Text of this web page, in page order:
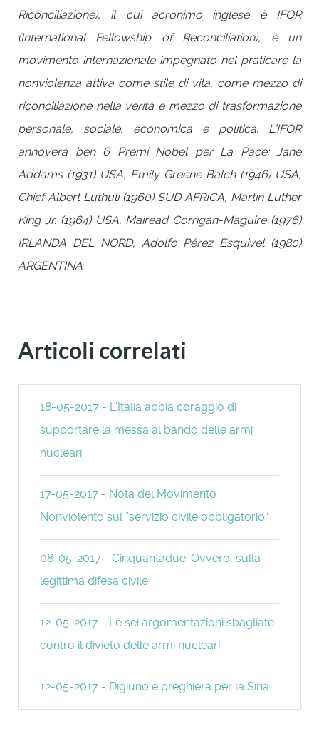
Riconciliazione), il cui acronimo inglese è IFOR
(International Fellowship of Reconciliation), è un
movimento internazionale impegnato nel praticare la
nonviolenza attiva come stile di vita, come mezzo di
riconciliazione nella verità e mezzo di trasformazione
personale, sociale, economica e politica. L’IFOR
annovera ben 6 Premi Nobel per La Pace: Jane
Addams (1931) USA, Emily Greene Balch (1946) USA,
Chief Albert Luthuli (1960) SUD AFRICA, Martin Luther
King Jr. (1964) USA, Mairead Corrigan-Maguire (1976)
IRLANDA DEL NORD, Adolfo Pérez Esquivel (1980)
ARGENTINA
Articoli correlati
18-05-2017 - L'Italia abbia coraggio di
supportare la messa al bando delle armi
nucleari
17-05-2017 - Nota del Movimento
Nonviolento sul “servizio civile obbligatorio”
08-05-2017 - Cinquantadue. Ovvero, sulla
legittima difesa civile
12-05-2017 - Le sei argomentazioni sbagliate
contro il divieto delle armi nucleari
12-05-2017 - Digiuno e preghiera per la Siria